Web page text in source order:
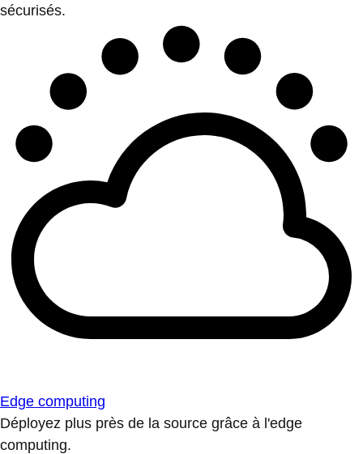
sécurisés.
Edge computing
Déployez plus près de la source grâce à l'edge
computing.